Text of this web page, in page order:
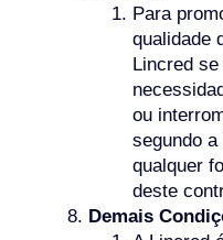
Para
qualidade
Lincred
ou
segundo
qualquer
deste
Demais